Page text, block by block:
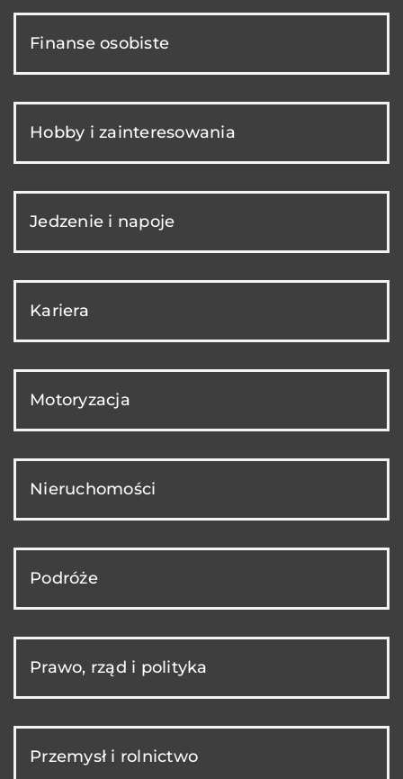
Finanse osobiste
Hobby i zainteresowania
Jedzenie i napoje
Kariera
Motoryzacja
Nieruchomości
Podróże
Prawo, rząd i polityka
Przemysł i rolnictwo